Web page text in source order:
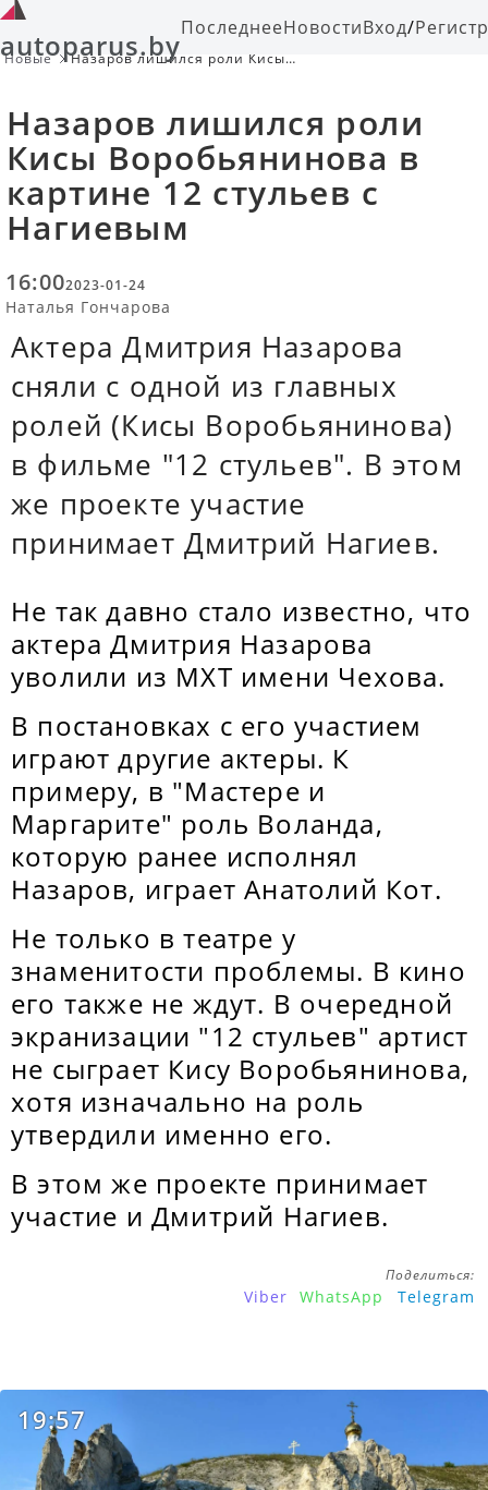
autoparus.byПоследнееНовостиВход/
Новые
Назаров лишился роли Кисы
Назаров лишился роли
Кисы Воробьянинова в
картине 12 стульев с
Нагиевым
16:002023-01-24
Наталья Гончарова
Актера Дмитрия Назарова
сняли с одной из главных
ролей (Кисы Воробьянинова)
в фильме "12 стульев". В этом
же проекте участие
принимает Дмитрий Нагиев.
Не так давно стало известно, что
актера Дмитрия Назарова
уволили из МХТ имени Чехова.
В постановках с его участием
играют другие актеры. К
примеру, в "Мастере и
Маргарите" роль Воланда,
которую ранее исполнял
Назаров, играет Анатолий Кот.
Не только в театре у
знаменитости проблемы. В кино
его также не ждут. В очередной
экранизации "12 стульев" артист
не сыграет Кису Воробьянинова,
хотя изначально на роль
утвердили именно его.
В этом же проекте принимает
участие и Дмитрий Нагиев.
Поделиться:
Viber WhatsApp Telegram
19:57